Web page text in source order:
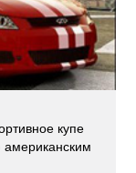
купе
американским